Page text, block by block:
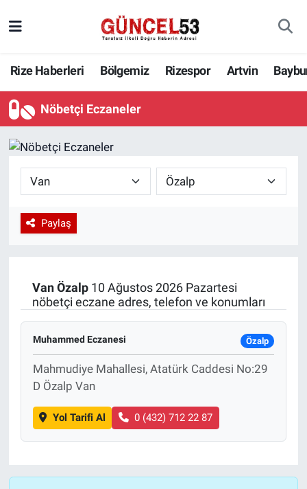
Rize Haberleri Bölgemiz Rizespor Artvin
Nöbetçi Eczaneler
Paylaş
Van Özalp10 Ağustos 2026 Pazartesi
nöbetçi eczane adres, telefon ve konumları
Muhammed Eczanesi Özalp
Mahmudiye Mahallesi, Atatürk Caddesi No:29
D Özalp Van
Yol Tarifi Al 0 (432) 712 22 87